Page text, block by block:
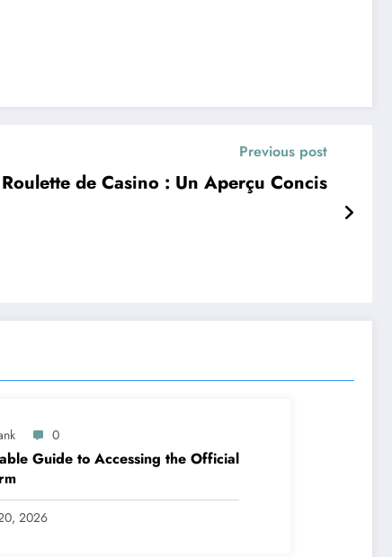
Previous post
de Casino : Un Aperçu Concis
0
Guide to Accessing the Official
2026